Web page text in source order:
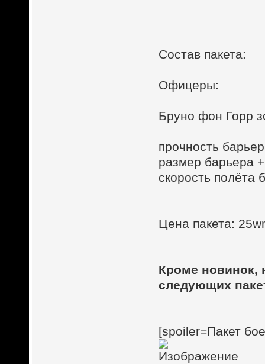
Состав пакета:
Офицеры:
Бруно фон Горр
прочность
размер барьера
скорость полёта
Цена пакета:
Кроме новинок,
следующих
[spoiler=Пакет